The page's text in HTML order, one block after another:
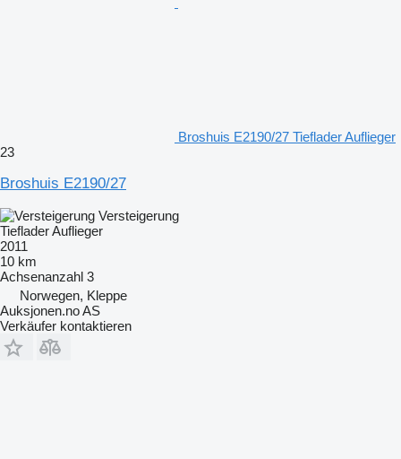
Broshuis E2190/27 Tieflader Auflieger
23
Broshuis E2190/27
Versteigerung
Tieflader Auflieger
2011
10 km
Achsenanzahl 3
Norwegen, Kleppe
Auksjonen.no AS
Verkäufer kontaktieren